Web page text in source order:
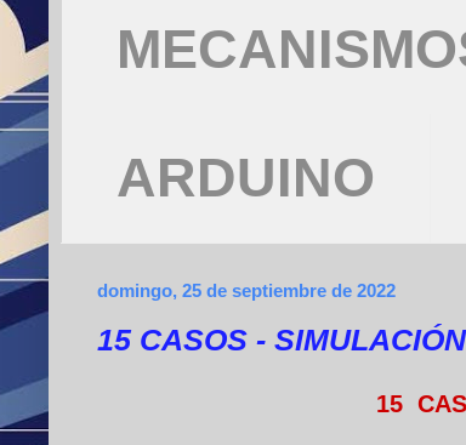
ARDUINO
domingo, 25 de septiembre de 2022
15 CASOS -
15